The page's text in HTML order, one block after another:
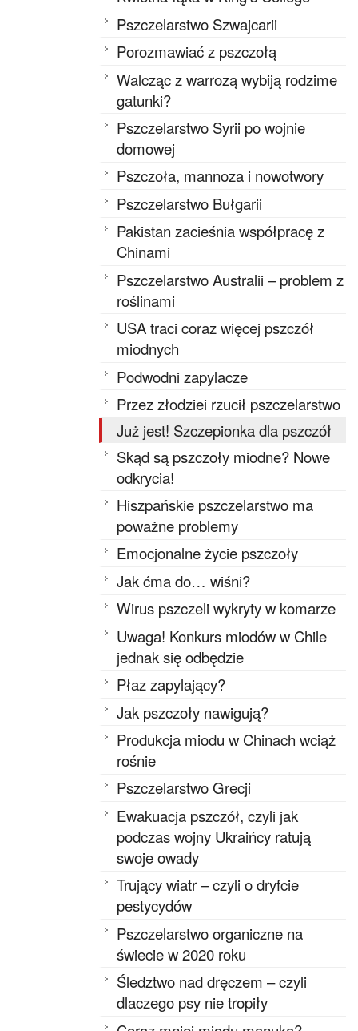
Pszczelarstwo Szwajcarii
Porozmawiać z pszczołą
Walcząc z warrozą wybiją rodzime
gatunki?
Pszczelarstwo Syrii po wojnie
domowej
Pszczoła, mannoza i nowotwory
Pszczelarstwo Bułgarii
Pakistan zacieśnia współpracę z
Chinami
Pszczelarstwo Australii – problem z
roślinami
USA traci coraz więcej pszczół
miodnych
Podwodni zapylacze
Przez złodziei rzucił pszczelarstwo
Już jest! Szczepionka dla pszczół
Skąd są pszczoły miodne? Nowe
odkrycia!
Hiszpańskie pszczelarstwo ma
poważne problemy
Emocjonalne życie pszczoły
Jak ćma do… wiśni?
Wirus pszczeli wykryty w komarze
Uwaga! Konkurs miodów w Chile
jednak się odbędzie
Płaz zapylający?
Jak pszczoły nawigują?
Produkcja miodu w Chinach wciąż
rośnie
Pszczelarstwo Grecji
Ewakuacja pszczół, czyli jak
podczas wojny Ukraińcy ratują
swoje owady
Trujący wiatr – czyli o dryfcie
pestycydów
Pszczelarstwo organiczne na
świecie w 2020 roku
Śledztwo nad dręczem – czyli
dlaczego psy nie tropiły